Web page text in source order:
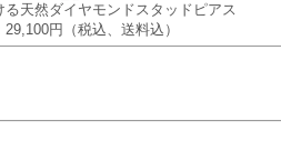
る天然ダイヤモンドスタッドピアス
29,100円（税込、送料込）